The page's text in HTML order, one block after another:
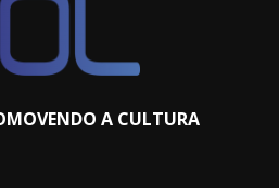
A CULTURA